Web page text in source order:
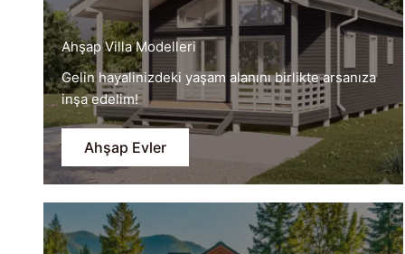
Ahşap Villa Modelleri
Gelin hayalinizdeki yaşam alanını birlikte arsanıza
inşa edelim!
Ahşap Evler